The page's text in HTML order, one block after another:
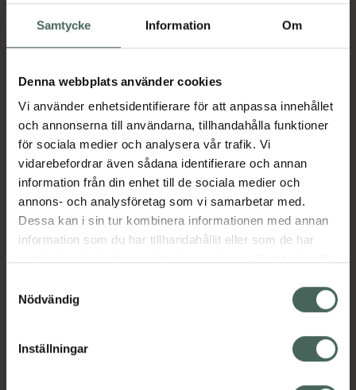
Samtycke Information Om
Denna webbplats använder cookies
Vi använder enhetsidentifierare för att anpassa innehållet
och annonserna till användarna, tillhandahålla funktioner
för sociala medier och analysera vår trafik. Vi
vidarebefordrar även sådana identifierare och annan
information från din enhet till de sociala medier och
annons- och analysföretag som vi samarbetar med.
Dessa kan i sin tur kombinera informationen med annan
information som du har tillhandahållit eller som de har
återkalla ditt samtycke via webbplatsens
cookieinställningar. Ett återkallat samtycke påverkar inte
lagligheten av behandling som skett innan återkallelsen.
Nödvändig
Inställningar
Köp via ditt recept
Beskrivning Dölj
Läs alltid bipacksedeln innan
användning.
EAN:07046265603153
Visa